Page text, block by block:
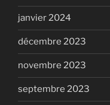
janvier 2024
décembre 2023
novembre 2023
septembre 2023